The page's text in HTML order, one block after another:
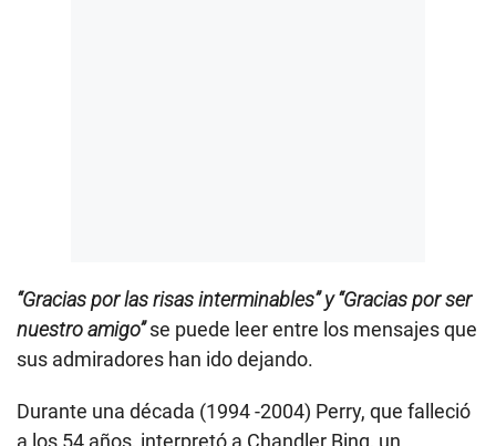
“Gracias por las risas interminables” y “Gracias por ser
nuestro amigo”se puede leer entre los mensajes que
sus admiradores han ido dejando.
Durante una década (1994 -2004) Perry, que falleció
a los 54 años, interpretó a Chandler Bing, un